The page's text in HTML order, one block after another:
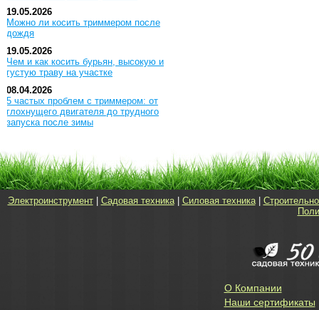
19.05.2026
Можно ли косить триммером после
дождя
19.05.2026
Чем и как косить бурьян, высокую и
густую траву на участке
08.04.2026
5 частых проблем с триммером: от
глохнущего двигателя до трудного
запуска после зимы
Электроинструмент| Садовая техника| Силовая техника|
О Компании
Наши сертификаты